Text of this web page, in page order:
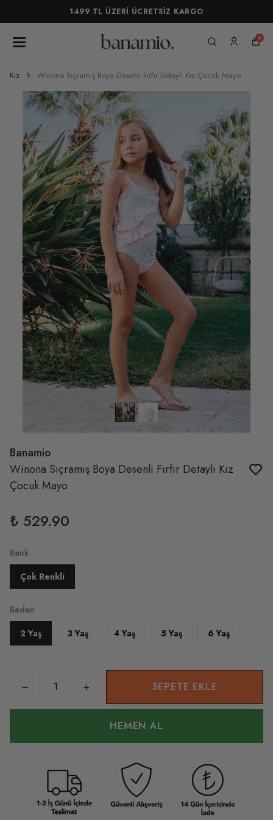
1499 TL ÜZERİ ÜCRETSİZ KARGO
0
Kız Winona Sıçramış Boya Desenli Fırfır Detaylı Kız Çocuk Mayo
Banamio
Winona Sıçramış Boya Desenli Fırfır Detaylı Kız
Çocuk Mayo
₺ 529.90
Renk
Çok Renkli
Beden
2 Yaş
3 Yaş 4 Yaş 5 Yaş 6 Yaş
SEPETE EKLE
HEMEN AL